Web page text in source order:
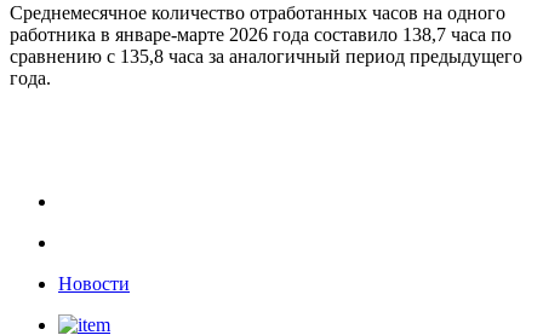
Среднемесячное количество отработанных часов на одного
работника в январе-марте 2026 года составило 138,7 часа по
сравнению с 135,8 часа за аналогичный период предыдущего
года.
Новости